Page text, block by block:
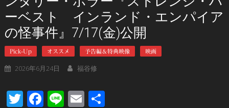
ーベスト インランド・エンパイア
の怪事件』7/17(金)公開
Pick-Up オススメ 予告編＆特典映像 映画
2026年6月24日 福谷修
Twitter
Facebook
LineEmail